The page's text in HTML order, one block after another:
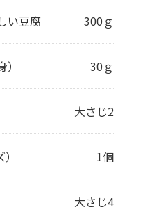
い豆腐 300ｇ
30ｇ
大さじ2
1個
大さじ4